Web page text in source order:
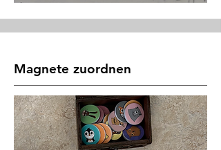
Magnete zuordnen